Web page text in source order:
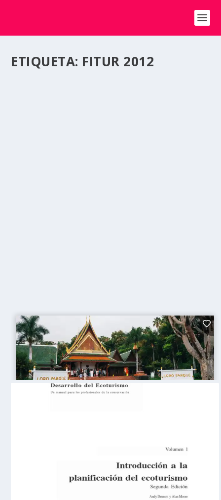
ETIQUETA: FITUR 2012